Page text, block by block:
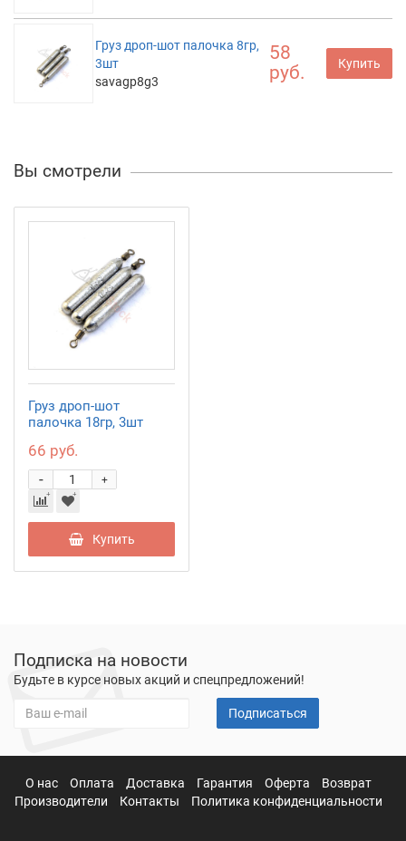
Груз дроп-шот палочка 8гр,
3шт
savagp8g3
58
руб.
Купить
Вы смотрели
Груз дроп-шот
палочка 18гр, 3шт
66 руб.
+
-
Купить
Подписка на новости
Будьте в курсе новых акций и спецпредложений!
Подписаться
О нас Оплата Доставка Гарантия Оферта
Возврат
Производители
Контакты Политика конфиденциальности